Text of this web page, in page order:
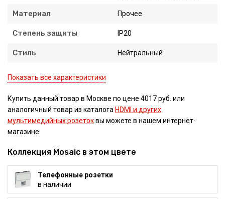
Материал Прочее
Степень защиты IP20
Стиль Нейтральный
Показать все характеристики
Купить данный товар в Москве по цене 4017 руб. или
аналогичный товар из каталога HDMI и других
мультимедийных розетоквы можете в нашем интернет-
магазине.
Коллекция Mosaic в этом цвете
Телефонные розетки
в наличии